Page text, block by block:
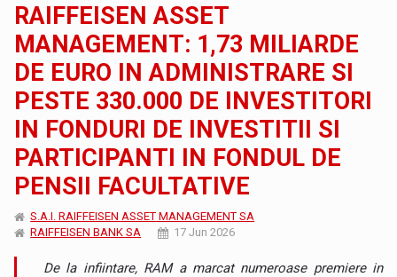
RAIFFEISEN ASSET
MANAGEMENT: 1,73 MILIARDE
DE EURO IN ADMINISTRARE SI
PESTE 330.000 DE INVESTITORI
IN FONDURI DE INVESTITII SI
PARTICIPANTI IN FONDUL DE
PENSII FACULTATIVE
S.A.I. RAIFFEISEN ASSET MANAGEMENT SA
RAIFFEISEN BANK SA
17 Jun 2026
De la infiintare, RAM a marcat numeroase premiere in